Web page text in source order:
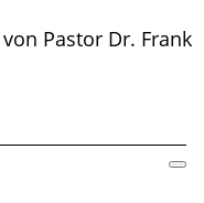
Pastor Dr. Frank